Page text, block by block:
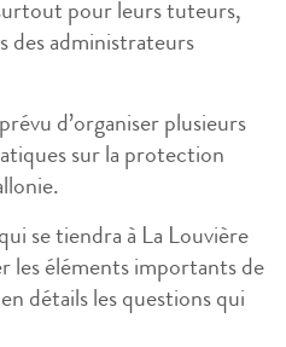
pour leurs tuteurs,
des administrateurs
d’organiser plusieurs
sur la protection
se tiendra à La Louvière
les éléments importants de
détails les questions qui